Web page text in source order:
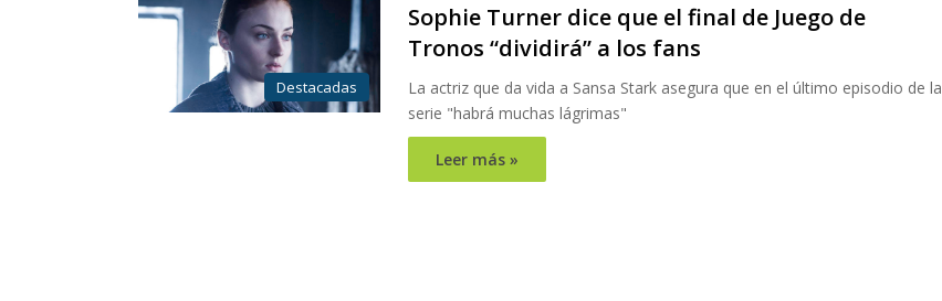
Destacadas
Sophie Turner dice que el final de Juego de
Tronos “dividirá” a los fans
La actriz que da vida a Sansa Stark asegura que en el último episodio de la
serie "habrá muchas lágrimas"
Leer más »